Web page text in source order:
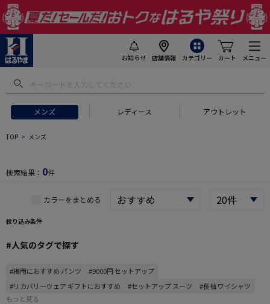
お知らせ 店舗情報 カテゴリー カート メニュー
メンズ レディース アウトレット
フトにおすすめ #セットアップ スーツ
TOP メンズ
検索結果： 0件
カラーをまとめる
絞り込み条件
#人気のタグで探す
#梅雨におすすめ パンツ
#9000円 セットアップ
#リカバリーウェア ギフトにおすすめ
#セットアップ スーツ
#長袖 ワイシャツ
もっと見る